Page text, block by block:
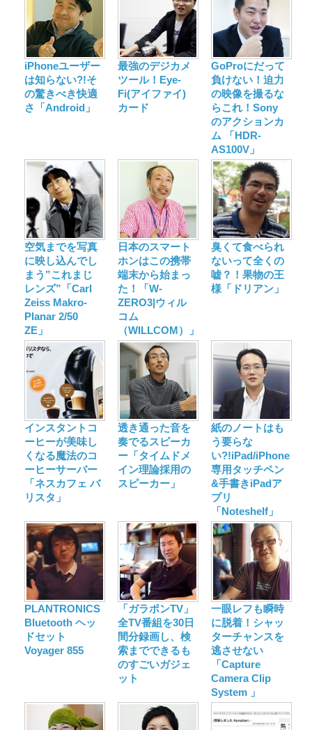
iPhoneユーザー
は知らない?!そ
の驚きべき快適
さ「Android」
最強のデジカメ
ツール！Eye-
Fi(アイファイ)
カード
GoProにだって
負けない！迫力
の映像を撮るな
らこれ！Sony
のアクションカ
ム 「HDR-
AS100V」
空気までを写真
に映し込んでし
まう”これまじ
レンズ”「Carl
Zeiss Makro-
Planar 2/50
ZE」
日本のスマート
ホンはこの携帯
端末から始まっ
た！「W-
ZERO3|ウィル
コム
（WILLCOM）」
臭くて食べられ
ないって全くの
嘘？！果物の王
様「ドリアン」
インスタントコ
ーヒーが美味し
くなる魔法のコ
ーヒーサーバー
「ネスカフェ バ
リスタ」
透き通った音を
奏でるスピーカ
ー「タイムドメ
イン理論採用の
スピーカー」
紙のノートはも
う要らな
い?!iPad/iPhone
専用タッチペン
&手書きiPadア
プリ
「Noteshelf」
PLANTRONICS
Bluetooth ヘッ
ドセット
Voyager 855
「ガラポンTV」
全TV番組を30日
間分録画し、検
索までできるも
のすごいガジェ
ット
一眼レフも瞬時
に脱着！シャッ
ターチャンスを
逃させない
「Capture
Camera Clip
System 」